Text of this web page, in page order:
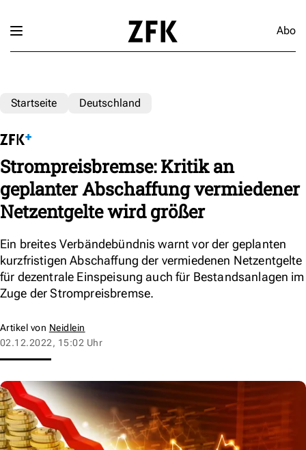
Abo
Startseite Deutschland
Strompreisbremse: Kritik an
geplanter Abschaffung vermiedener
Netzentgelte wird größer
Ein breites Verbändebündnis warnt vor der geplanten
kurzfristigen Abschaffung der vermiedenen Netzentgelte
für dezentrale Einspeisung auch für Bestandsanlagen im
Zuge der Strompreisbremse.
Artikel von Neidlein
02.12.2022, 15:02 Uhr